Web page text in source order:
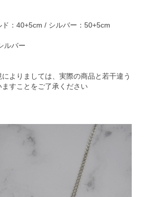
ド：40+5cm / シルバー：50+5cm
ルバー
よりましては、実際の商品と若干違う
すことをご了承ください